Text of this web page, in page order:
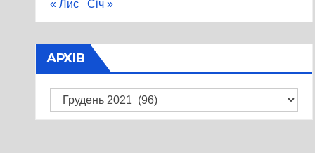
« Лис Січ »
АРХІВ
Архів